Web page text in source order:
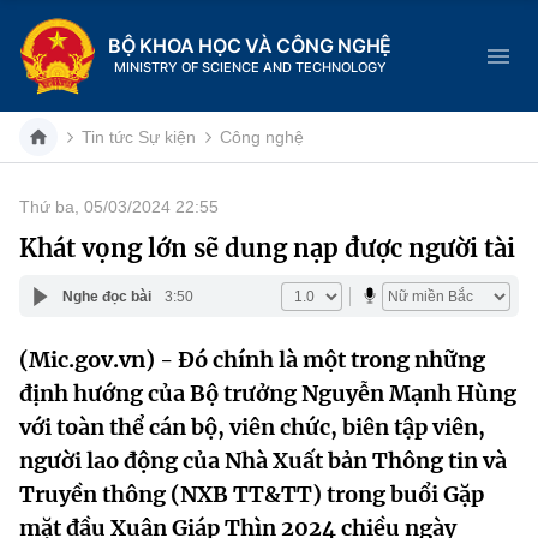
BỘ KHOA HỌC VÀ CÔNG NGHỆ
MINISTRY OF SCIENCE AND TECHNOLOGY
Danh mục
Trang chủ
Chức năng nhiệm vụ
Cơ cấu tổ chức
Lịch sử phát triển
Tin tức sự kiện
Khoa học và Công nghệ
Đổi mới sáng tạo
Dịch vụ công
Hệ thống văn bản
Tin tức Sự kiện Công nghệ
Thứ ba, 05/03/2024 22:55
Khát vọng lớn sẽ dung nạp được người tài
Nghe đọc bài 3:50
(Mic.gov.vn) - Đó chính là một trong những
định hướng của Bộ trưởng Nguyễn Mạnh Hùng
với toàn thể cán bộ, viên chức, biên tập viên,
người lao động của Nhà Xuất bản Thông tin và
Truyền thông (NXB TT&TT) trong buổi Gặp
mặt đầu Xuân Giáp Thìn 2024 chiều ngày